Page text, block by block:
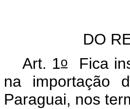
DO
Art. 1oFica
na importação
Paraguai, nos